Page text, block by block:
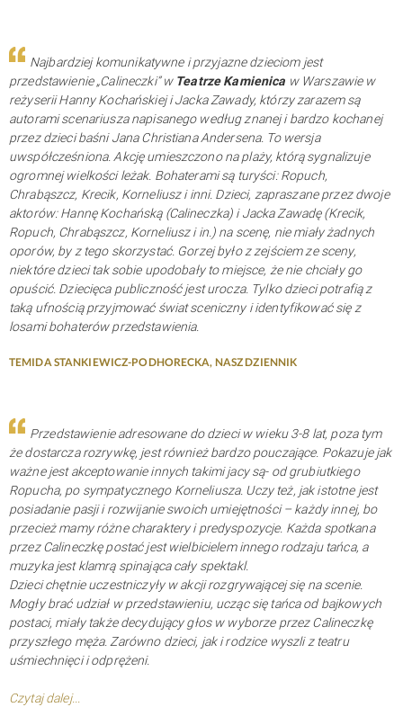
Najbardziej komunikatywne i przyjazne dzieciom jest
przedstawienie „Calineczki” w Teatrze Kamienica w Warszawie w
reżyserii Hanny Kochańskiej i Jacka Zawady, którzy zarazem są
autorami scenariusza napisanego według znanej i bardzo kochanej
przez dzieci baśni Jana Christiana Andersena. To wersja
uwspółcześniona. Akcję umieszczono na plaży, którą sygnalizuje
ogromnej wielkości leżak. Bohaterami są turyści: Ropuch,
Chrabąszcz, Krecik, Korneliusz i inni. Dzieci, zapraszane przez dwoje
aktorów: Hannę Kochańską (Calineczka) i Jacka Zawadę (Krecik,
Ropuch, Chrabąszcz, Korneliusz i in.) na scenę, nie miały żadnych
oporów, by z tego skorzystać. Gorzej było z zejściem ze sceny,
niektóre dzieci tak sobie upodobały to miejsce, że nie chciały go
opuścić. Dziecięca publiczność jest urocza. Tylko dzieci potrafią z
taką ufnością przyjmować świat sceniczny i identyfikować się z
losami bohaterów przedstawienia.
TEMIDA STANKIEWICZ-PODHORECKA, NASZ DZIENNIK
Przedstawienie adresowane do dzieci w wieku 3-8 lat, poza tym
że dostarcza rozrywkę, jest również bardzo pouczające. Pokazuje jak
ważne jest akceptowanie innych takimi jacy są- od grubiutkiego
Ropucha, po sympatycznego Korneliusza. Uczy też, jak istotne jest
posiadanie pasji i rozwijanie swoich umiejętności – każdy innej, bo
przecież mamy różne charaktery i predyspozycje. Każda spotkana
przez Calineczkę postać jest wielbicielem innego rodzaju tańca, a
muzyka jest klamrą spinająca cały spektakl.
Dzieci chętnie uczestniczyły w akcji rozgrywającej się na scenie.
Mogły brać udział w przedstawieniu, ucząc się tańca od bajkowych
postaci, miały także decydujący głos w wyborze przez Calineczkę
przyszłego męża. Zarówno dzieci, jak i rodzice wyszli z teatru
uśmiechnięci i odprężeni.
Czytaj dalej...